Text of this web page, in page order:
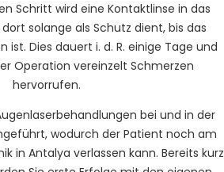
Schritt wird eine Kontaktlinse in das
solange als Schutz dient, bis das
ist. Dies dauert i. d. R. einige Tage und
Operation vereinzelt Schmerzen
hervorrufen.
bei und in der
wodurch der Patient noch am
in Antalya verlassen kann. Bereits kurz